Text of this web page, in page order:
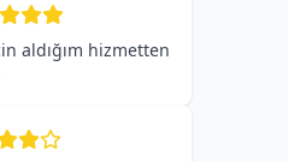
aldığım hizmetten